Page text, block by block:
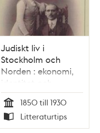
Judiskt liv i
Stockholm och
Norden : ekonomi,
identitet och
assimilering / Rita
Bredefeldt
Tid
1850 till 1930
Typ
Litteraturtips